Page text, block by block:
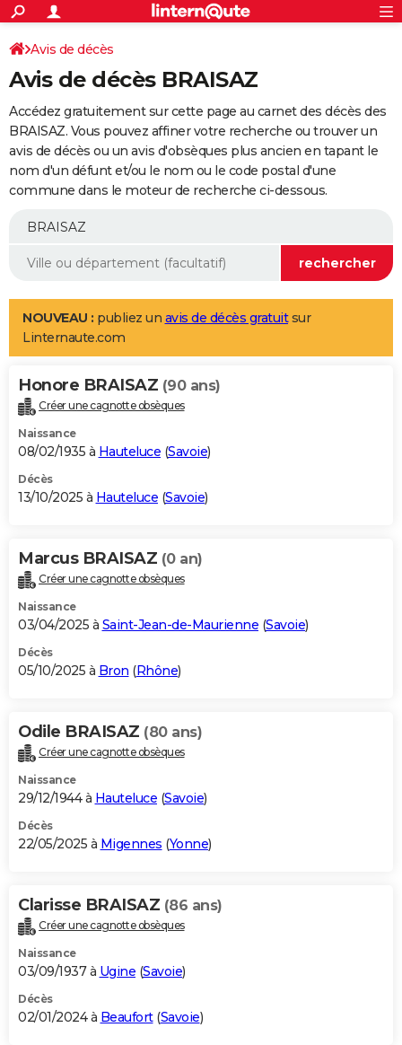
ACTUALITÉS
Politique
Société
Faits Divers
Education
Monde
Villes
+
SPORT
Coupe du monde 2026
Football
Tennis
Cyclisme
Rugby
Forum
Programme TV
TNT
Streaming
Cinéma
Sorties cinéma
Musique
+
FINANCE
Retraite
Epargne
Immobilier
Risques naturels par ville
Banque
Assurance
AUTO
Essais
Réserver un essai
Citadines
Berlines
SUV
Forum auto
+
Mobiles
Meilleur smartphone
Internet
Ordinateurs
Jeux vidéo
Guide high-tech
Aménagement intérieur
LIFESTYLE
Art de vivre
Bien-être
Loisirs
Mode
Modes de vie
Alimentation
Guide de la santé
Maladies
Médicaments
Sommeil
VOYAGE
Destinations
City break
Voyage nature
Voyage de noces
Forum
Climat
+PHOTO
GUIDES D'ACHAT
BONS PLANS
Carte de Noël
Carte Bonne année
Carte Saint-Valentin
Carte Pâques
Carte d'anniversaire
DICTIONNAIRE
Dictionnaire
Biographies
Citations
Expressions
Proverbes
PROGRAMME TV
S'inscrire
Se connecter
Lycées
Collèges
Primaires
Universités
Entreprises
Service militaire
Avis de recherche
AVIS DE DÉCÈS
Bricolage
Lifestyle
Culture
Sport
Auto
Television
Voyage
Cinema
Avis de décès
Avis de décès BRAISAZ
Accédez gratuitement sur cette page au carnet des décès des
BRAISAZ. Vous pouvez affiner votre recherche ou trouver un
avis de décès ou un avis d'obsèques plus ancien en tapant le
nom d'un défunt et/ou le nom ou le code postal d'une
commune dans le moteur de recherche ci-dessous.
NOUVEAU : publiez un avis de décès gratuitsur
Linternaute.com
Honore BRAISAZ (90 ans)
Créer une cagnotte obsèques
Naissance
08/02/1935 à Hauteluce (Savoie)
Décès
13/10/2025 à Hauteluce (Savoie)
Marcus BRAISAZ (0 an)
Créer une cagnotte obsèques
Naissance
03/04/2025 à Saint-Jean-de-Maurienne (Savoie)
Décès
05/10/2025 à Bron (Rhône)
Odile BRAISAZ (80 ans)
Créer une cagnotte obsèques
Naissance
29/12/1944 à Hauteluce (Savoie)
Décès
22/05/2025 à Migennes (Yonne)
Clarisse BRAISAZ (86 ans)
Créer une cagnotte obsèques
Naissance
03/09/1937 à Ugine (Savoie)
Décès
02/01/2024 à Beaufort(Savoie)